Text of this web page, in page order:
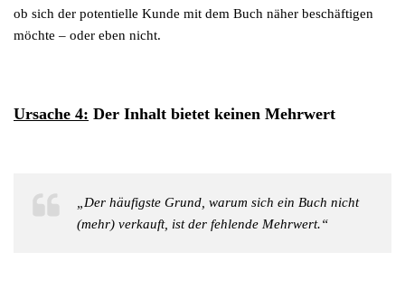
ob sich der potentielle Kunde mit dem Buch näher beschäftigen
möchte – oder eben nicht.
Ursache 4: Der Inhalt bietet keinen Mehrwert
„Der häufigste Grund, warum sich ein Buch nicht
(mehr) verkauft, ist der fehlende Mehrwert.“